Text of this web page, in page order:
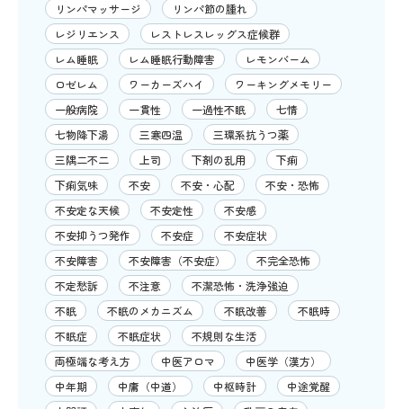
リンパマッサージ
リンパ節の腫れ
レジリエンス
レストレスレッグス症候群
レム睡眠
レム睡眠行動障害
レモンバーム
ロゼレム
ワーカーズハイ
ワーキングメモリー
一般病院
一貫性 一過性不眠
七情
七物降下湯
三寒四温
三環系抗うつ薬
三隅二不二
上司 下剤の乱用
下痢
下痢気味
不安 不安・心配
不安・恐怖
不安定な天候
不安定性
不安感
不安抑うつ発作
不安症
不安症状
不安障害
不安障害（不安症）
不完全恐怖
不定愁訴
不注意
不潔恐怖・洗浄強迫
不眠
不眠のメカニズム 不眠改善
不眠時
不眠症
不眠症状
不規則な生活
両極端な考え方
中医アロマ
中医学（漢方）
中年期
中庸（中道） 中枢時計
中途覚醒